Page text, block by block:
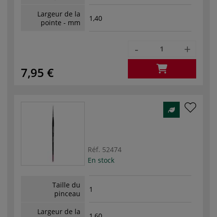
Largeur de la
pointe - mm
1,40
7,95 €
- +
Réf. 52474
En stock
Taille du
pinceau
1
Largeur de la